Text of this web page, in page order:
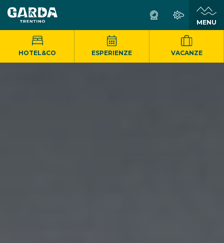
MENU
HOTEL&CO ESPERIENZE VACANZE